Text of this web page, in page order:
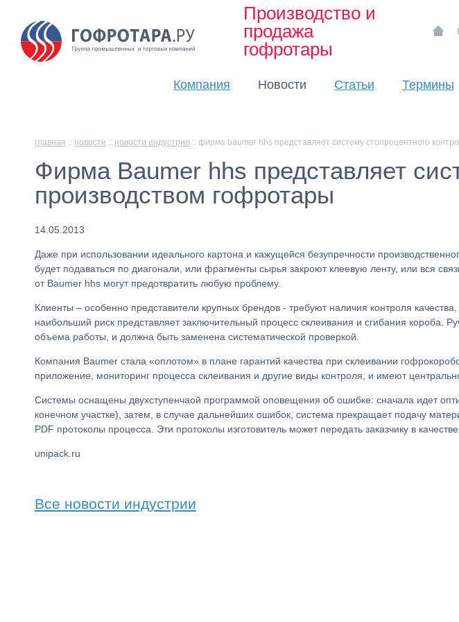
Производство и
продажа
гофротары
Компания Новости Статьи Термины
главная :: новости :: новости индустрии :: фирма baumer hhs представляет систему стопроцентного
Фирма Baumer hhs представляет
производством гофротары
14.05.2013
Даже при использовании идеального картона и кажущейся безупречности
будет подаваться по диагонали, или фрагменты сырья закроют клеевую ленту, или вся
от Baumer hhs могут предотвратить любую проблему.
Клиенты – особенно представители крупных брендов - требуют наличия контроля
наибольший риск представляет заключительный процесс склеивания и сгибания короба.
объема работы, и должна быть заменена систематической проверкой.
Компания Baumer стала «оплотом» в плане гарантий качества при склеивании
приложение, мониторинг процесса склеивания и другие виды контроля, и имеют
Системы оснащены двухступенчаой программой оповещения об ошибке: сначала идет
конечном участке), затем, в случае дальнейших ошибок, система прекращает подачу
PDF протоколы процесса. Эти протоколы изготовитель может передать заказчику в
unipack.ru
Все новости индустрии